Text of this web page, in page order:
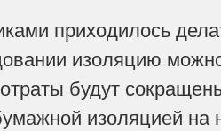
приходилось
изоляцию
будут
изоляцией на